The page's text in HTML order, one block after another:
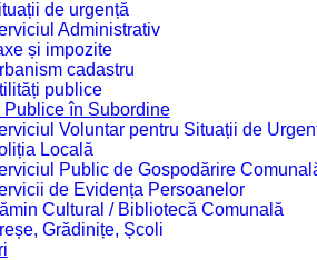
de urgență
Administrativ
și impozite
cadastru
publice
Publice în Subordine
Voluntar pentru Situații de
Locală
Public de Gospodărire
de Evidența Persoanelor
Cultural / Bibliotecă Comunală
Grădinițe, Școli